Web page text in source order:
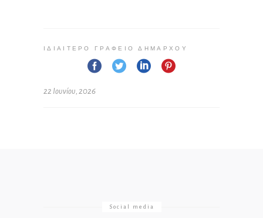
ΙΔΙΑΊΤΕΡΟ ΓΡΑΦΕΊΟ ΔΗΜΆΡΧΟΥ
22 Ιουνίου, 2026
Social media